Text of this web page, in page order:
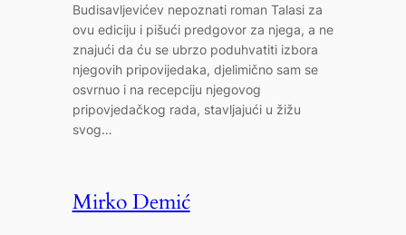
Budisavljevićev nepoznati roman Talasi za
ovu ediciju i pišući predgovor za njega, a ne
znajući da ću se ubrzo poduhvatiti izbora
njegovih pripovijedaka, djelimično sam se
osvrnuo i na recepciju njegovog
pripovjedačkog rada, stavljajući u žižu
svog…
Mirko Demić